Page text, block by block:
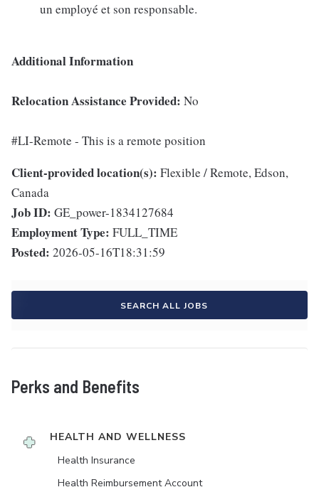
un employé et son responsable.
Additional Information
Relocation Assistance Provided: No
#LI-Remote - This is a remote position
Client-provided location(s): Flexible / Remote, Edson,
Canada
Job ID: GE_power-1834127684
Employment Type: FULL_TIME
Posted: 2026-05-16T18:31:59
SEARCH ALL JOBS
Perks and Benefits
HEALTH AND WELLNESS
Health Insurance
Health Reimbursement Account